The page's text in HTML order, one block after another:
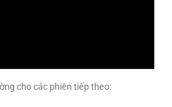
cho các phiên tiếp theo: